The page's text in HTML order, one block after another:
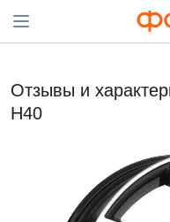
Отзывы и
H40